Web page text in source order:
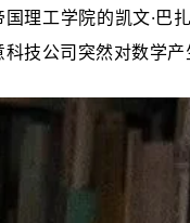
国理工学院的凯文·巴
科技公司突然对数学